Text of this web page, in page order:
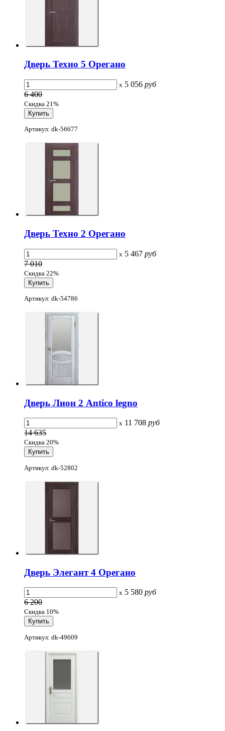
Дверь Техно 5 Орегано
x 5 056 руб
6 400
Скидка 21%
Артикул: dk-56677
Дверь Техно 2 Орегано
x 5 467 руб
7 010
Скидка 22%
Артикул: dk-54786
Дверь Лион 2 Antico legno
x 11 708 руб
14 635
Скидка 20%
Артикул: dk-52802
Дверь Элегант 4 Орегано
x 5 580 руб
6 200
Скидка 10%
Артикул: dk-49609